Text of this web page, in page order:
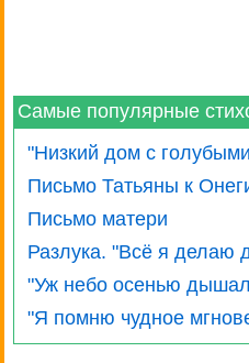
Самые популярные
"Низкий дом с
Письмо Татьяны к
Письмо матери
Разлука. "Всё я делаю
"Уж небо осенью
"Я помню чудное